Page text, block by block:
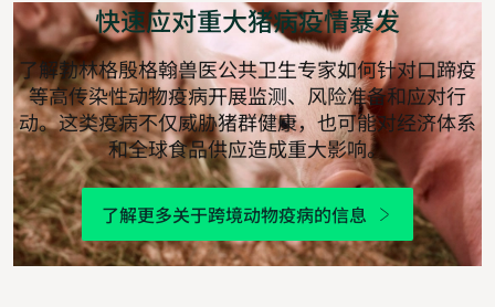
快速应对重大猪病疫情暴发
了解勃林格殷格翰兽医公共卫生专家如何针对口蹄疫
等高传染性动物疫病开展监测、风险准备和应对行
动。这类疫病不仅威胁猪群健康，也可能对经济体系
和全球食品供应造成重大影响。
了解更多关于跨境动物疫病的信息